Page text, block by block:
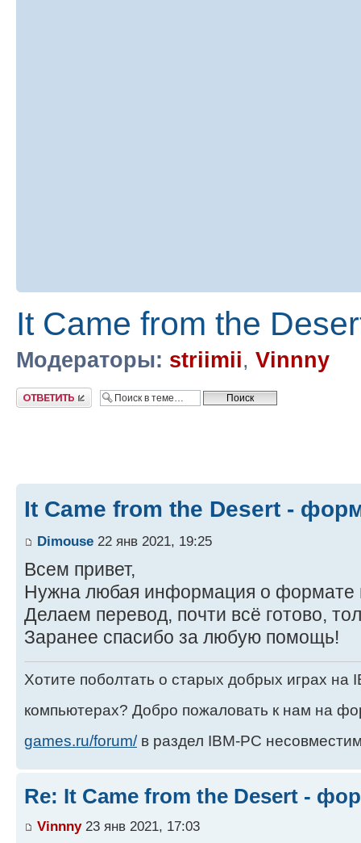
It Came from the
Модераторы: striimii, Vinnny
Ответить
It Came from the Desert -
Dimouse 22 янв 2021, 19:25
Всем привет,
Нужна любая информация о формате
Делаем перевод, почти всё готово,
Заранее спасибо за любую помощь!
Хотите поболтать о старых добрых играх на
компьютерах? Добро пожаловать к нам на
games.ru/forum/в раздел IBM-PC
Re: It Came from the Desert -
Vinnny23 янв 2021, 17:03